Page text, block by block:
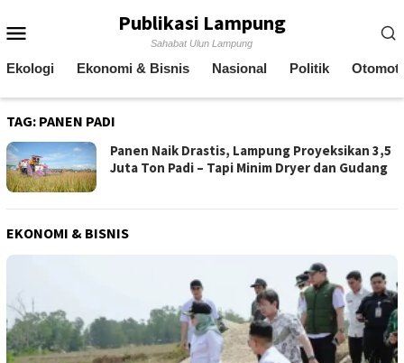
to
Publikasi Lampung
Sahabat Ulun Lampung
Ekologi Ekonomi & Bisnis Nasional Politik
TAG: PANEN PADI
Panen Naik Drastis, Lampung Proyeksikan 3,5
Juta Ton Padi – Tapi Minim Dryer dan Gudang
EKONOMI & BISNIS